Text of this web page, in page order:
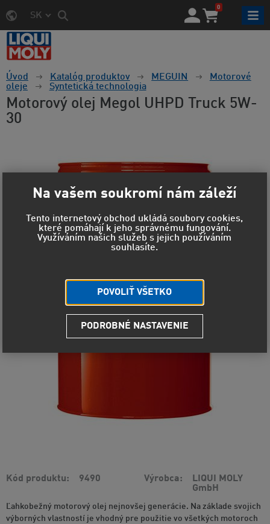
SK
0
Úvod Katalóg produktov MEGUIN
Motorové
oleje
Syntetická technologia
Motorový olej Megol UHPD Truck 5W-
30
Kód produktu 9490 Výrobca
LIQUI MOLY
GmbH
Ľahkobežný motorový olej nejnovšej generácie. Na základe svojich
výborných vlastností je vhodný pre použitie vo všetkých motoroch
Na vašem soukromí nám záleží
Tento internetový obchod ukládá soubory cookies,
které pomáhají k jeho správnému fungování.
Využíváním našich služeb s jejich používáním
souhlasíte.
POVOLIŤ VŠETKO
PODROBNÉ NASTAVENIE